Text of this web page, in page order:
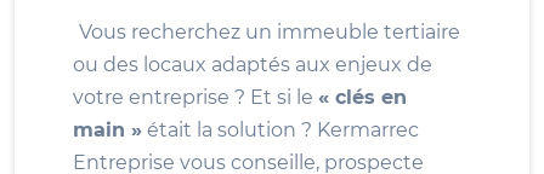
Vous recherchez un immeuble tertiaire
ou des locaux adaptés aux enjeux de
votre entreprise ? Et si le « clés en
main » était la solution ? Kermarrec
Entreprise vous conseille, prospecte